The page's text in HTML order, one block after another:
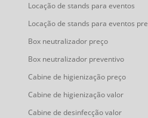
Locação de stands para eventos
Locação de stands para eventos
Box neutralizador preço
Box neutralizador preventivo
Cabine de higienização preço
Cabine de higienização valor
Cabine de desinfecção valor